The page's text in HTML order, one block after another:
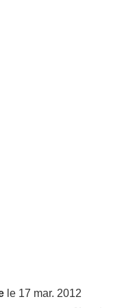
le 17 mar. 2012